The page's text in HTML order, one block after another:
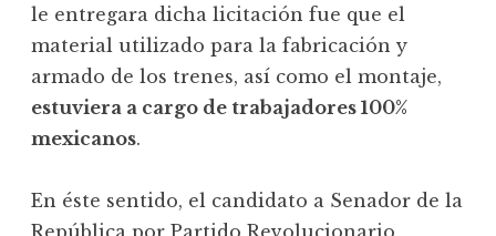
le entregara dicha licitación fue que el
material utilizado para la fabricación y
armado de los trenes, así como el montaje,
estuviera a cargo de trabajadores 100%
mexicanos.
En éste sentido, el candidato a Senador de la
República por Partido Revolucionario